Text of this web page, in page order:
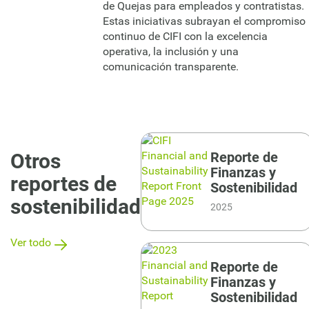
de Quejas para empleados y contratistas.
Estas iniciativas subrayan el compromiso
continuo de CIFI con la excelencia
operativa, la inclusión y una
comunicación transparente.
Otros
reportes de
sostenibilidad
Ver todo
Reporte de
Finanzas y
Sostenibilidad
2025
Reporte de
Finanzas y
Sostenibilidad